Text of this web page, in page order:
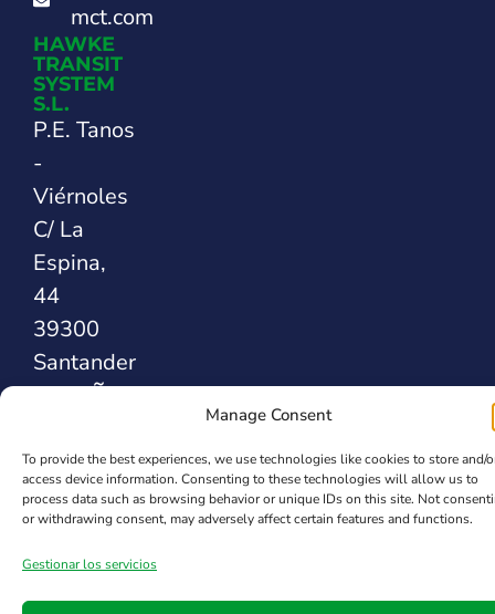
Manage Consent
To provide the best experiences, we use technologies like cookies to store and/
access device information. Consenting to these technologies will allow us to
process data such as browsing behavior or unique IDs on this site. Not
or withdrawing consent, may adversely affect certain features and functions.
Gestionar los servicios
mct.com
HAWKE
TRANSIT
SYSTEM
S.L.
P.E. Tanos
-
Viérnoles
C/ La
Espina,
44
39300
Santander
ESPAÑA
Safety Sealing
Solutions